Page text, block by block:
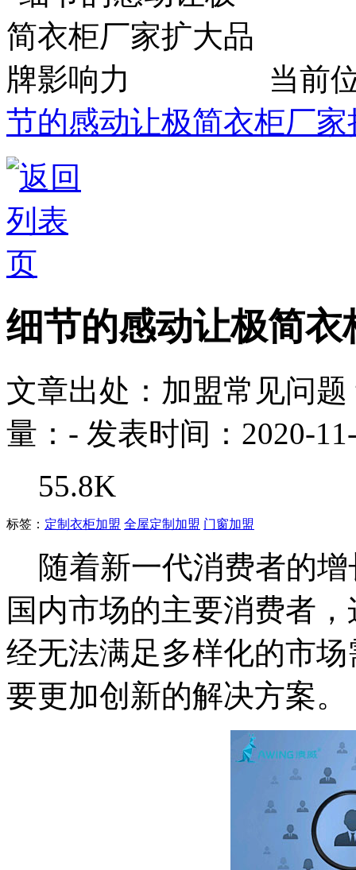
当前
节的感动让极简衣柜厂
细节的感动让极简
文章出处：加盟常见问题
量： - 发表时间：2020-
55.8K
标签： 定制衣柜加盟 全屋定制加盟 门窗加盟
随着新一代消费者的增
国内市场的主要消费者
经无法满足多样化的市
要更加创新的解决方案。